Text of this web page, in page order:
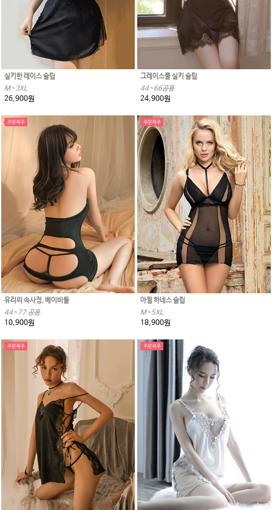
실키한 레이스 슬립
M~3XL
26,900원
그레이스풀 실키 슬립
44~66공용
24,900원
유리의 속사정, 베이비돌
44~77 공용
10,900원
아찔 하네스 슬립
M~5XL
18,900원